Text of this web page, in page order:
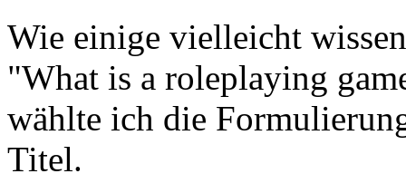
Wie einige vielleicht
"What is a roleplaying
wählte ich die
Titel.